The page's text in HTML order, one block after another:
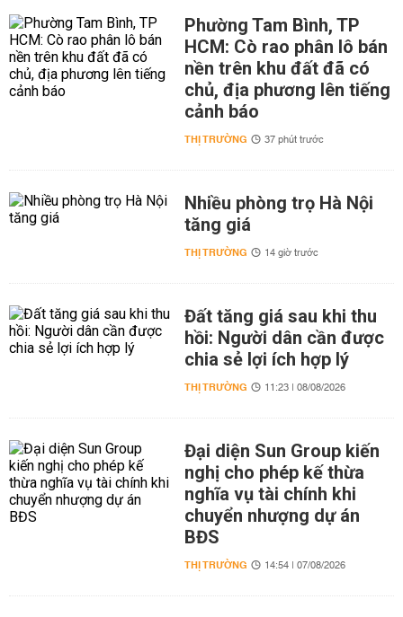
Phường Tam Bình, TP
HCM: Cò rao phân lô bán
nền trên khu đất đã có
chủ, địa phương lên tiếng
cảnh báo
THỊ TRƯỜNG 37 phút trước
Nhiều phòng trọ Hà Nội
tăng giá
THỊ TRƯỜNG 14 giờ trước
Đất tăng giá sau khi thu
hồi: Người dân cần được
chia sẻ lợi ích hợp lý
THỊ TRƯỜNG 11:23 | 08/08/2026
Đại diện Sun Group kiến
nghị cho phép kế thừa
nghĩa vụ tài chính khi
chuyển nhượng dự án
BĐS
THỊ TRƯỜNG 14:54 | 07/08/2026